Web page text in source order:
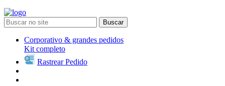
Buscar
Corporativo & grandes pedidos
Kit completo
Rastrear Pedido